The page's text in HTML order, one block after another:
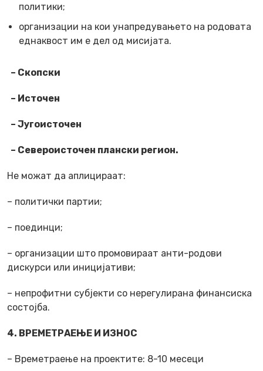
политики;
организации на кои унапредувањето на родовата
еднаквост им е дел од мисијата.
– Скопски
– Источен
– Југоисточен
– Североисточен плански регион.
Не можат да аплицираат:
– политички партии;
– поединци;
– организации што промовираат анти-родови
дискурси или иницијативи;
– непрофитни субјекти со нерегулирана финансиска
состојба.
4. ВРЕМЕТРАЕЊЕ И ИЗНОС
– Времетраење на проектите: 8-10 месеци